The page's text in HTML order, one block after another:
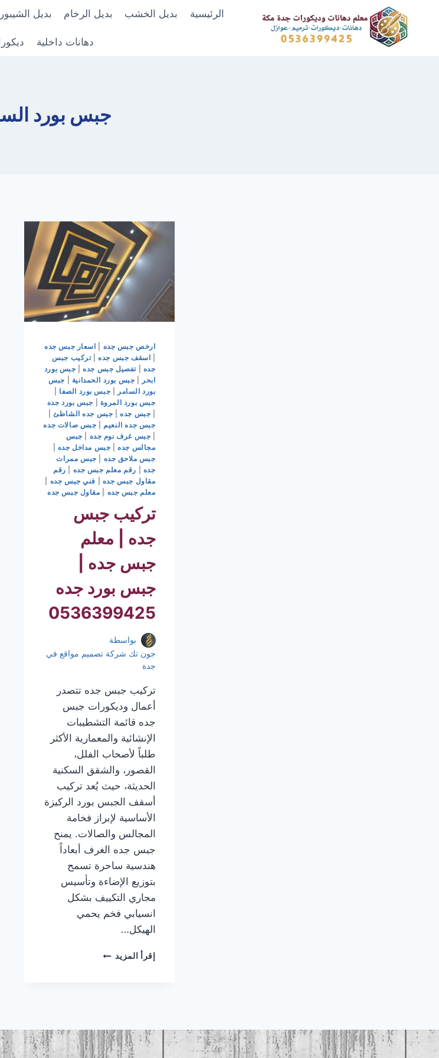
المحتوى
الرئيسية بديل الخشب بديل الرخام بديل
دهانات داخلية
جبس بورد
ارخص جبس جده
اسعار جبس جده
اسقف جبس جده|تركيب جبس
جده
تفصيل جبس جده| جبس بورد
ابحر
جبس بورد الحمدانية
جبس
بورد السامر
جبس بورد الصفا
جبس بورد المروة
جبس بورد جده
جبس جده| جبس جده الشاطئ|
جبس جده النعيم
جبس صالات جده
جبس غرف نوم جده
جبس
مجالس جده| جبس مداخل جده
جبس ملاحق جده
جبس ممرات
جده
رقم معلم جبس جده
رقم
مقاول جبس جده
فني جبس جده
معلم جبس جده
مقاول جبس جده
تركيب جبس
جده | معلم
جبس جده |
جبس بورد جده
0536399425
بواسطة
جون تك شركة تصميم مواقع في
جدة
تركيب جبس جده تتصدر
أعمال وديكورات جبس
جده قائمة التشطيبات
الإنشائية والمعمارية الأكثر
طلباً لأصحاب الفلل،
القصور، والشقق السكنية
الحديثة، حيث يُعد تركيب
أسقف الجبس بورد الركيزة
الأساسية لإبراز فخامة
المجالس والصالات. يمنح
جبس جده الغرف أبعاداً
هندسية ساحرة تسمح
بتوزيع الإضاءة وتأسيس
مجاري التكييف بشكل
انسيابي فخم يحمي
الهيكل…
إقرأ المزيد تركيب
جده
|
جبس